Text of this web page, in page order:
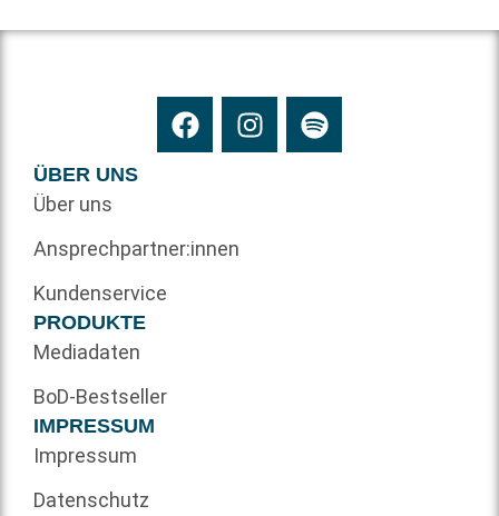
ÜBER UNS
Über uns
Ansprechpartner:innen
Kundenservice
PRODUKTE
Mediadaten
BoD-Bestseller
IMPRESSUM
Impressum
Datenschutz